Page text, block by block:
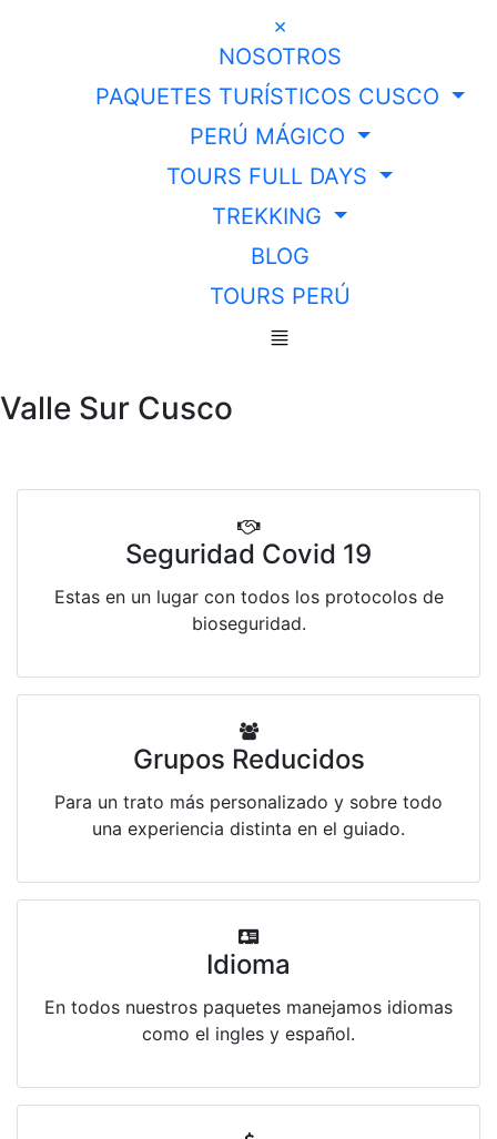
×
NOSOTROS
PAQUETES TURÍSTICOS CUSCO
PERÚ MÁGICO
TOURS FULL DAYS
TREKKING
BLOG
TOURS PERÚ
Valle Sur Cusco
Seguridad Covid 19
Estas en un lugar con todos los protocolos de
bioseguridad.
Grupos Reducidos
Para un trato más personalizado y sobre todo
una experiencia distinta en el guiado.
Idioma
En todos nuestros paquetes manejamos idiomas
como el ingles y español.